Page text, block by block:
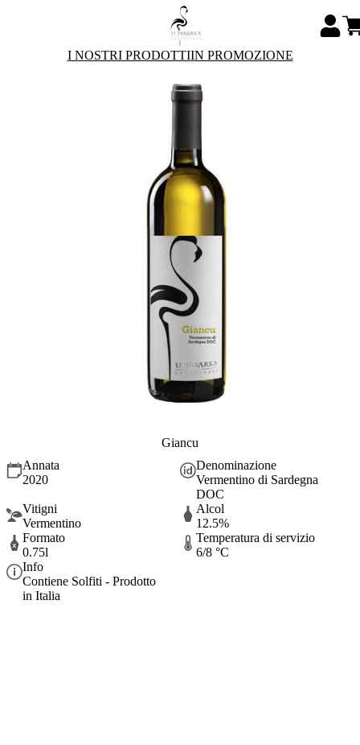
I NOSTRI PRODOTTIIN PROMOZIONE
Giancu
Annata
2020
Denominazione
Vermentino di Sardegna
DOC
Vitigni
Vermentino
Alcol
12.5%
Formato
0.75l
Temperatura di servizio
6/8 °C
Info
Contiene Solfiti - Prodotto
in Italia